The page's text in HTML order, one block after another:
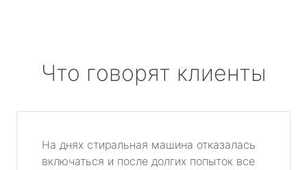
Что говорят клиенты
На днях стиральная машина отказалась
включаться и после долгих попыток все